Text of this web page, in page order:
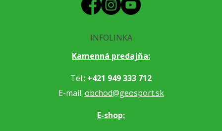
INFOLINKA
Kamenná predajňa:
Tel.: +421 949 333 712
E-mail: obchod@geosport.sk
E-shop: